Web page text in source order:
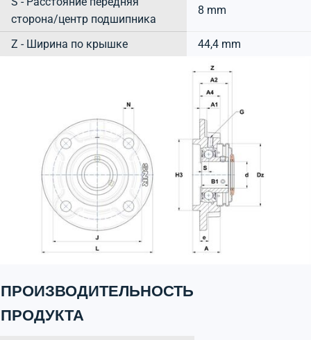
сторона/центр подшипника
8 mm
Z - Ширина по крышке 44,4 mm
ПРОИЗВОДИТЕЛЬНОСТЬ
ПРОДУКТА